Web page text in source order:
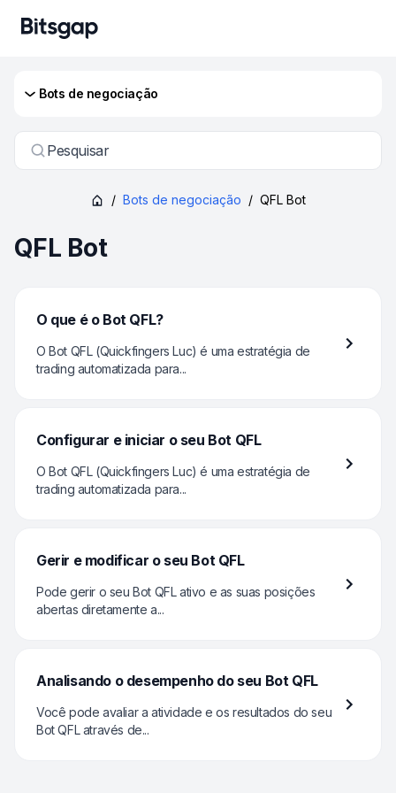
Bots de negociação
Pesquisar
/ Bots de negociação / QFL Bot
QFL Bot
O que é o Bot QFL?
O Bot QFL (Quickfingers Luc) é uma estratégia de
trading automatizada para...
Configurar e iniciar o seu Bot QFL
O Bot QFL (Quickfingers Luc) é uma estratégia de
trading automatizada para...
Gerir e modificar o seu Bot QFL
Pode gerir o seu Bot QFL ativo e as suas posições
abertas diretamente a...
Analisando o desempenho do seu Bot QFL
Você pode avaliar a atividade e os resultados do seu
Bot QFL através de...